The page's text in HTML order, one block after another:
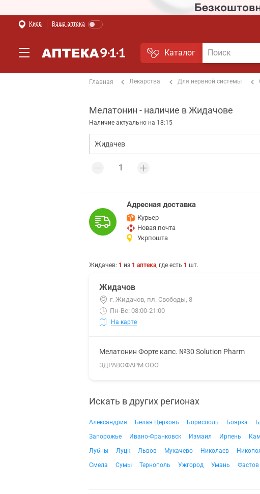
Киев Ваша аптека
Каталог
Главная Лекарства Для нервной системы
Мелатонин - наличие в Жидачове
Наличие актуально на 18:15
Адресная доставка
Курьер
Новая почта
Укрпошта
Жидачев: 1 из 1 аптека, где есть 1 шт.
Жидачов
г. Жидачов, пл. Свободы, 8
Пн-Вс: 08:00-21:00
На карте
Мелатонин Форте капс. №30 Solution Pharm
ЗДРАВОФАРМ ООО
Искать в других регионах
Александрия Белая Церковь Борисполь Боярка
Запорожье
Ивано-Франковск Измаил Ирпень
Лубны
Луцк Львов Мукачево Николаев
Смела
Сумы Тернополь Ужгород Умань Фастов